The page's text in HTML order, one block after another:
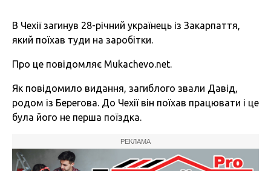
В Чехії загинув 28-річний українець із Закарпаття,
який поїхав туди на заробітки.
Про це повідомляє Mukachevo.net.
Як повідомило видання, загиблого звали Давід,
родом із Берегова. До Чехії він поїхав працювати і це
була його не перша поїздка.
РЕКЛАМА